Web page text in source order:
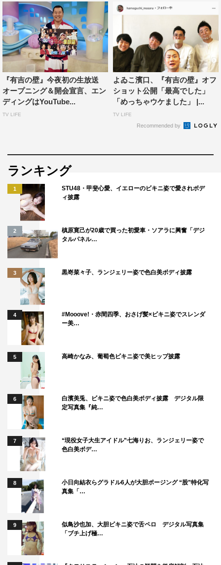
『有吉の壁』今夜初の生放送
オープニング＆開会宣言、エン
ディングはYouTube...
TV LIFE
よゐこ濱口、『有吉の壁』オフ
ショット公開「最高でした」
「めっちゃウケました」 |...
TV LIFE
Recommended by
ランキング
1
STU48・甲斐心愛、イエローのビキニ姿で愛されボデ
ィ披露
2
槙原寛己が20歳で買った初愛車・ソアラに興奮「デジ
タルパネル…
3 黒嵜菜々子、ランジェリー姿で色白美ボディ披露
4
#Mooove!・赤間四季、おさげ髪×ビキニ姿でスレンダ
ー美…
5 高崎かなみ、葡萄色ビキニ姿で美ヒップ披露
6
白濱美兎、ビキニ姿で色白美ボディ披露 デジタル限
定写真集『純…
7
“現役女子大生アイドル”七海りお、ランジェリー姿で
色白美ボデ…
8
小日向結衣らグラドル6人が大胆ポージング “股”特化写
真集「…
9
似鳥沙也加、大胆ビキニ姿で舌ペロ デジタル写真集
「ブチ上げ極…